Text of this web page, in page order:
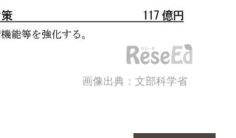
画像出典：文部科学省